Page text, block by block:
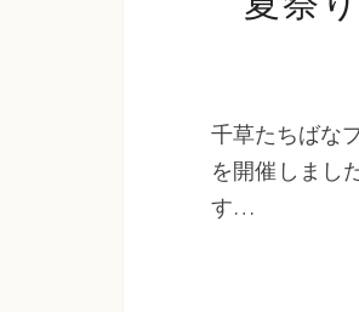
千草たちばな
を開催しまし
す…